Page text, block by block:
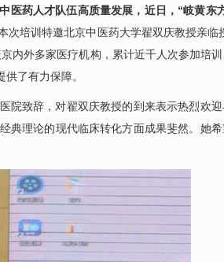
医药人才队伍高质量发展，近日，“岐黄东
次培训特邀北京中医药大学翟双庆教授亲临
内外多家医疗机构，累计近千人次参加培
了有力保障。
院致辞，对翟双庆教授的到来表示热烈欢
典理论的现代临床转化方面成果斐然。她